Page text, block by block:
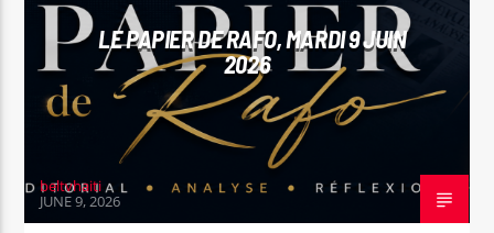
LE PAPIER DE RAFO, MARDI 9 JUIN
2026
beltvhaiti
JUNE 9, 2026